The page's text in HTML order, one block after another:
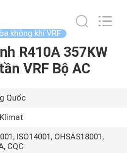
không khí VRF
R410A 357KW
VRF Bộ AC
Quốc
ISO14001, OHSAS18001,
CQC